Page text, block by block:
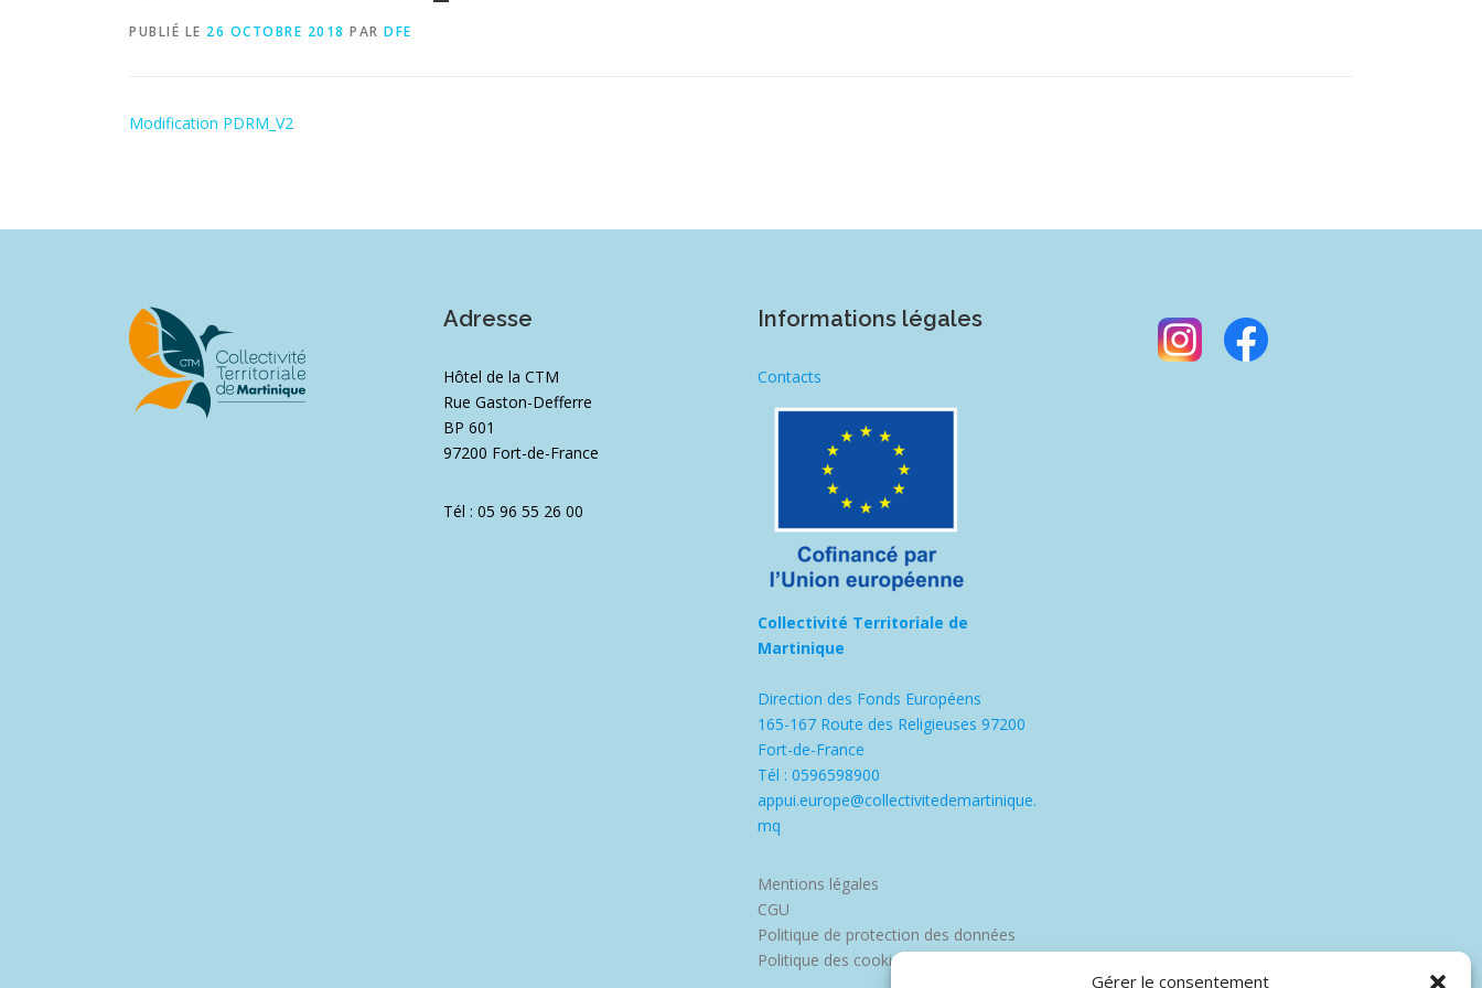
Gérer le consentement
PUBLIÉ LE 26 OCTOBRE 2018 PAR DFE
Modification PDRM_V2
Adresse
Hôtel de la CTM
Rue Gaston-Defferre
BP 601
97200 Fort-de-France
Tél : 05 96 55 26 00
Informations légales
Contacts
Collectivité Territoriale de
Martinique
Direction des Fonds Européens
165-167 Route des Religieuses 97200
Fort-de-France
Tél : 0596598900
appui.europe@collectivitedemartinique.
mq
Mentions légales
CGU
Politique de protection des données
Politique des cookies